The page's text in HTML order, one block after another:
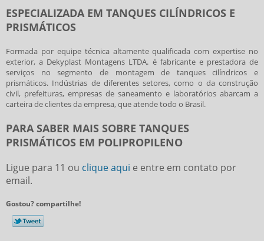
ESPECIALIZADA EM TANQUES CILÍNDRICOS E
PRISMÁTICOS
Formada por equipe técnica altamente qualificada com expertise no
exterior, a Dekyplast Montagens LTDA. é fabricante e prestadora de
serviços no segmento de montagem de tanques cilíndricos e
prismáticos. Indústrias de diferentes setores, como o da construção
civil, prefeituras, empresas de saneamento e laboratórios abarcam a
carteira de clientes da empresa, que atende todo o Brasil.
PARA SABER MAIS SOBRE TANQUES
PRISMÁTICOS EM POLIPROPILENO
Ligue para 11 ou clique aqui e entre em contato por
email.
Gostou? compartilhe!